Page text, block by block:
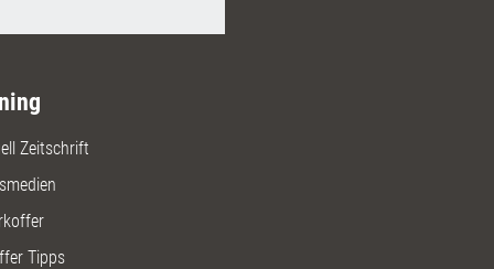
Zeitschrift
Tipps